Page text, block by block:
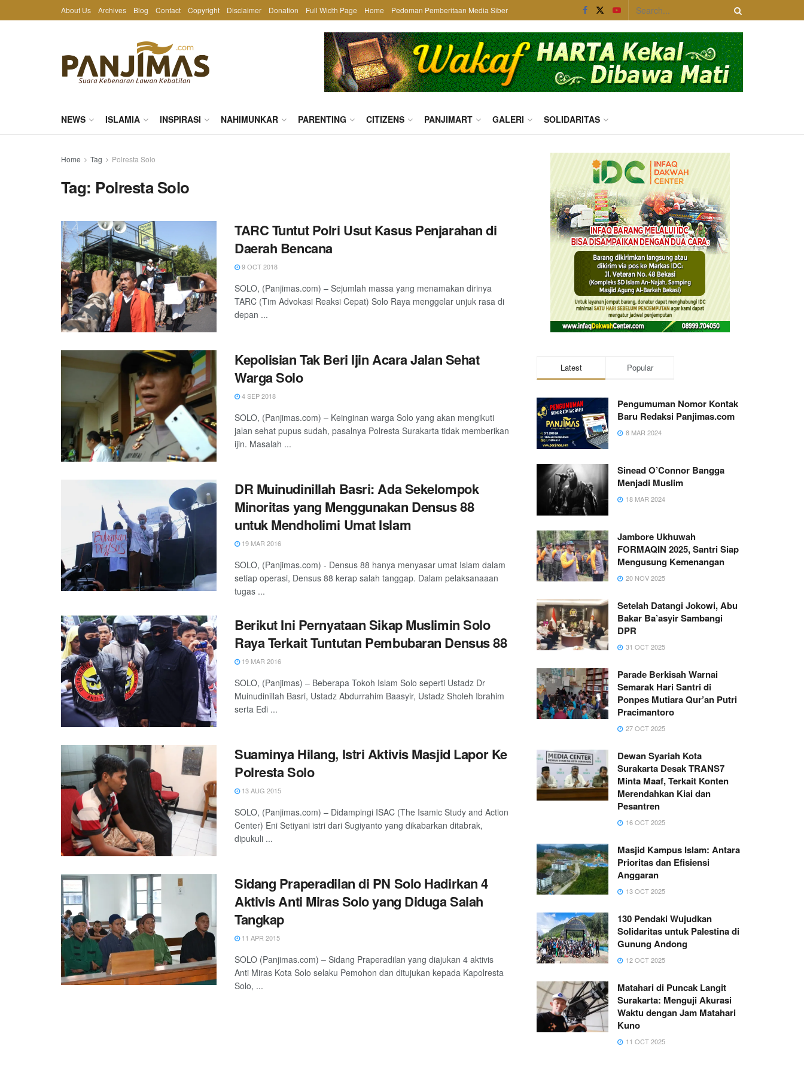
About Us Archives Blog Contact Copyright Disclaimer Donation Full Width Page Home Pedoman Pemberitaan Media Siber
NEWS ISLAMIA INSPIRASI NAHIMUNKAR PARENTING CITIZENS PANJIMART GALERI SOLIDARITAS
Home Tag Polresta Solo
Tag: Polresta Solo
TARC Tuntut Polri Usut Kasus Penjarahan di
Daerah Bencana
9 OCT 2018
SOLO, (Panjimas.com) – Sejumlah massa yang menamakan dirinya
TARC (Tim Advokasi Reaksi Cepat) Solo Raya menggelar unjuk rasa di
depan ...
Kepolisian Tak Beri Ijin Acara Jalan Sehat
Warga Solo
4 SEP 2018
SOLO, (Panjimas.com) – Keinginan warga Solo yang akan mengikuti
jalan sehat pupus sudah, pasalnya Polresta Surakarta tidak memberikan
ijin. Masalah ...
DR Muinudinillah Basri: Ada Sekelompok
Minoritas yang Menggunakan Densus 88
untuk Mendholimi Umat Islam
19 MAR 2016
SOLO, (Panjimas.com) - Densus 88 hanya menyasar umat Islam dalam
setiap operasi, Densus 88 kerap salah tanggap. Dalam pelaksanaaan
tugas ...
Berikut Ini Pernyataan Sikap Muslimin Solo
Raya Terkait Tuntutan Pembubaran Densus 88
19 MAR 2016
SOLO, (Panjimas) – Beberapa Tokoh Islam Solo seperti Ustadz Dr
Muinudinillah Basri, Ustadz Abdurrahim Baasyir, Ustadz Sholeh Ibrahim
serta Edi ...
Suaminya Hilang, Istri Aktivis Masjid Lapor Ke
Polresta Solo
13 AUG 2015
SOLO, (Panjimas.com) – Didampingi ISAC (The Isamic Study and Action
Center) Eni Setiyani istri dari Sugiyanto yang dikabarkan ditabrak,
dipukuli ...
Sidang Praperadilan di PN Solo Hadirkan 4
Aktivis Anti Miras Solo yang Diduga Salah
Tangkap
11 APR 2015
SOLO (Panjimas.com) – Sidang Praperadilan yang diajukan 4 aktivis
Anti Miras Kota Solo selaku Pemohon dan ditujukan kepada Kapolresta
Solo, ...
Latest Popular
Pengumuman Nomor Kontak
Baru Redaksi Panjimas.com
8 MAR 2024
Sinead O’Connor Bangga
Menjadi Muslim
18 MAR 2024
Jambore Ukhuwah
FORMAQIN 2025, Santri Siap
Mengusung Kemenangan
20 NOV 2025
Setelah Datangi Jokowi, Abu
Bakar Ba’asyir Sambangi
DPR
31 OCT 2025
Parade Berkisah Warnai
Semarak Hari Santri di
Ponpes Mutiara Qur’an Putri
Pracimantoro
27 OCT 2025
Dewan Syariah Kota
Surakarta Desak TRANS7
Minta Maaf, Terkait Konten
Merendahkan Kiai dan
Pesantren
16 OCT 2025
Masjid Kampus Islam: Antara
Prioritas dan Efisiensi
Anggaran
13 OCT 2025
130 Pendaki Wujudkan
Solidaritas untuk Palestina di
Gunung Andong
12 OCT 2025
Matahari di Puncak Langit
Surakarta: Menguji Akurasi
Waktu dengan Jam Matahari
Kuno
11 OCT 2025